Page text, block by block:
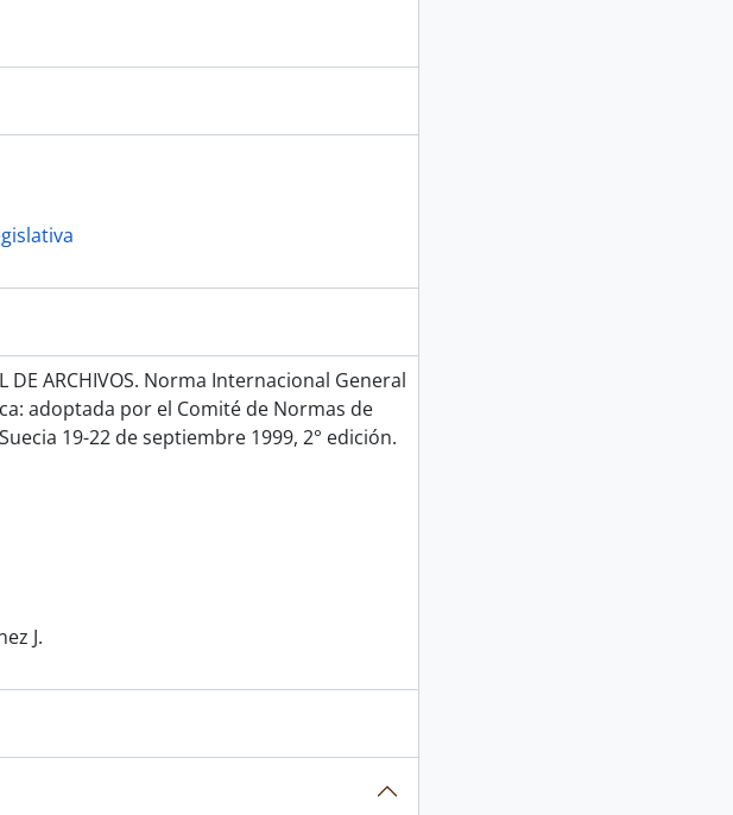
DE ARCHIVOS. Norma Internacional General
adoptada por el Comité de Normas de
19-22 de septiembre 1999, 2° edición.
J.